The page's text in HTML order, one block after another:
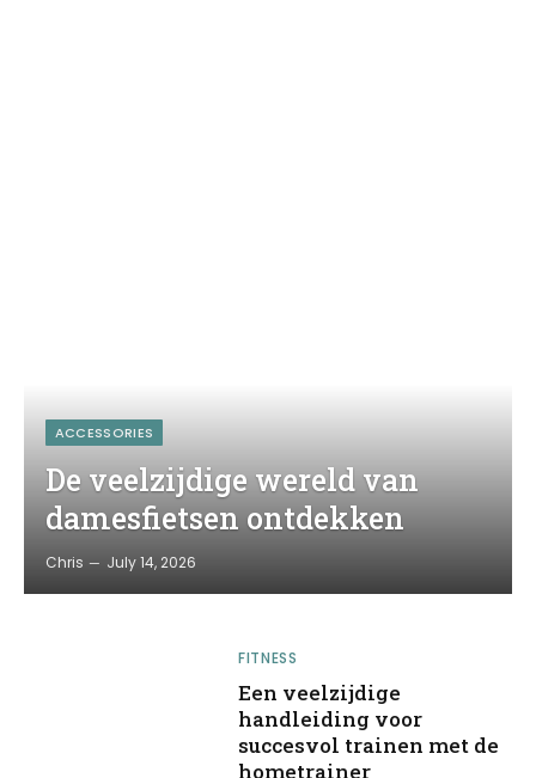
ACCESSORIES
De veelzijdige wereld van
damesfietsen ontdekken
Chris July 14, 2026
FITNESS
Een veelzijdige
handleiding voor
succesvol trainen met de
hometrainer